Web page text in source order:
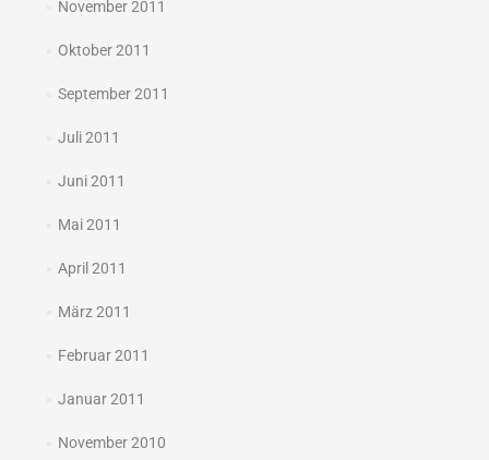
November 2011
Oktober 2011
September 2011
Juli 2011
Juni 2011
Mai 2011
April 2011
März 2011
Februar 2011
Januar 2011
November 2010